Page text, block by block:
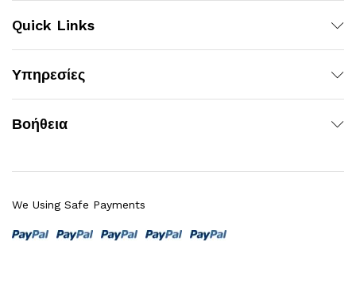
Quick Links
Υπηρεσίες
Βοήθεια
We Using Safe Payments